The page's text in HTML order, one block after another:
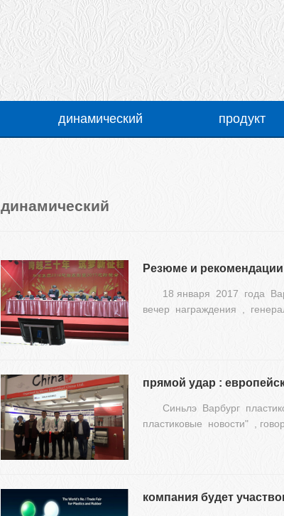
динамический продукт
динамический
18 января 2017 года
вечер награждения ,
прямой удар :
Синьлэ Варбург
пластиковые новости" ,
компания будет